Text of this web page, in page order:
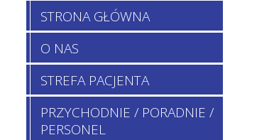
STRONA GŁÓWNA
O NAS
STREFA PACJENTA
PRZYCHODNIE / PORADNIE /
PERSONEL